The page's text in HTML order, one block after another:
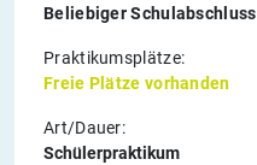
Beliebiger Schulabschluss
Praktikumsplätze:
Freie Plätze vorhanden
Art/Dauer:
Schülerpraktikum